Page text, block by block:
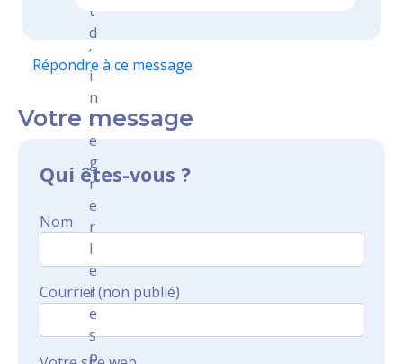
t
d
’
i
n
t
e
g
r
e
r
l
e
r
e
s
p
Répondre à ce message
Votre message
Qui êtes-vous ?
Nom
Courriel (non publié)